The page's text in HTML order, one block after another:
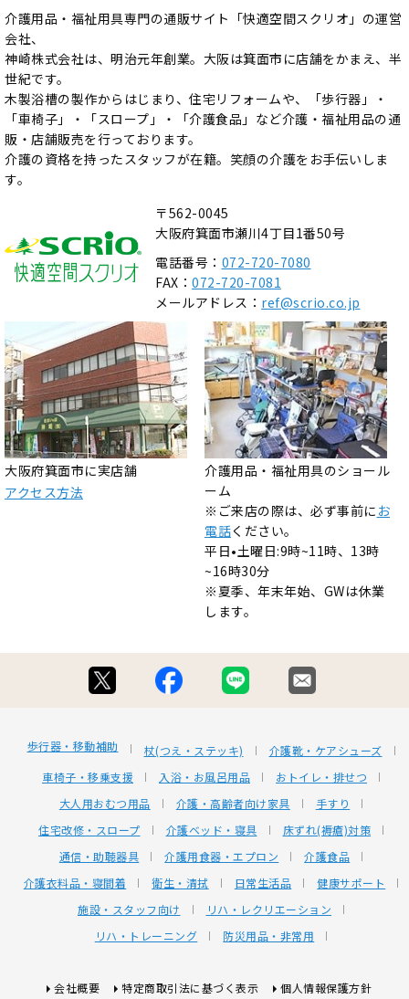
介護用品・福祉用具専門の通販サイト「快適空間スクリオ」の運営
会社、
神崎株式会社は、明治元年創業。大阪は箕面市に店舗をかまえ、半
世紀です。
木製浴槽の製作からはじまり、住宅リフォームや、「歩行器」・
「車椅子」・「スロープ」・「介護食品」など介護・福祉用品の通
販・店舗販売を行っております。
介護の資格を持ったスタッフが在籍。笑顔の介護をお手伝いしま
す。
〒562-0045
大阪府箕面市瀬川4丁目1番50号
電話番号： 072-720-7080
FAX： 072-720-7081
メールアドレス： ref@scrio.co.jp
大阪府箕面市に実店舗
アクセス方法
介護用品・福祉用具のショール
ーム
※ご来店の際は、必ず事前に お
電話ください。
平日•土曜日:9時~11時、13時
~16時30分
※夏季、年末年始、GWは休業
します。
歩行器・移動補助 杖(つえ・ステッキ)
介護靴・ケアシューズ
車椅子・移乗支援
入浴・お風呂用品
おトイレ・排せつ
大人用おむつ用品
介護・高齢者向け家具
手すり
住宅改修・スロープ
介護ベッド・寝具
床ずれ(褥瘡)対策
通信・助聴器具
介護用食器・エプロン
介護食品
介護衣料品・寝間着
衛生・清拭 日常生活品
健康サポート
施設・スタッフ向け
リハ・レクリエーション
リハ・トレーニング
防災用品・非常用
会社概要 特定商取引法に基づく表示 個人情報保護方針